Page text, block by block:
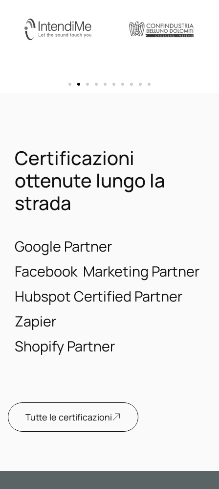
Certificazioni
ottenute lungo la
strada
Google Partner
Facebook Marketing Partner
Hubspot Certified Partner
Zapier
Shopify Partner
Tutte le certificazioni